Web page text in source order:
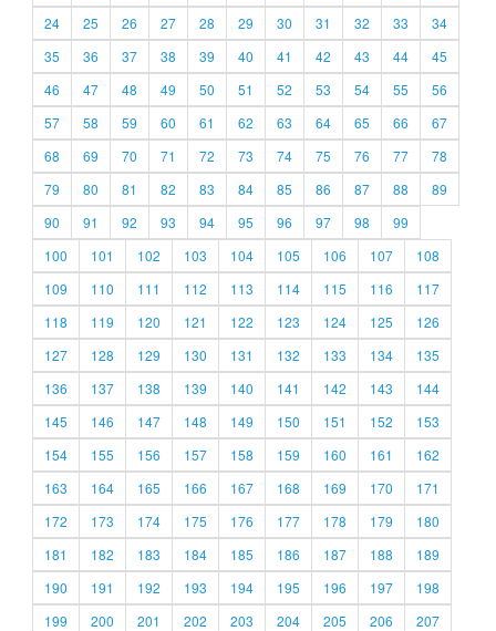
24
25 26 27 28 29 30 31 32 33
34
35
36 37 38 39 40 41 42 43 44
45
46
47 48 49 50 51 52 53 54 55
56
57
58 59 60 61 62 63 64 65 66
67
68
69 70 71 72 73 74 75 76 77
78
79
80 81 82 83 84 85 86 87 88
89
90
91 92 93 94 95 96 97 98
99
100
101 102 103 104 105 106 107
108
109
110 111 112 113 114 115 116
117
118
119 120 121 122 123 124 125
126
127
128 129 130 131 132 133 134
135
136
137 138 139 140 141 142 143
144
145
146 147 148 149 150 151 152
153
154
155 156 157 158 159 160 161
162
163
164 165 166 167 168 169 170
171
172
173 174 175 176 177 178 179
180
181
182 183 184 185 186 187 188
189
190
191 192 193 194 195 196 197
198
199
200 201 202 203 204 205 206
207